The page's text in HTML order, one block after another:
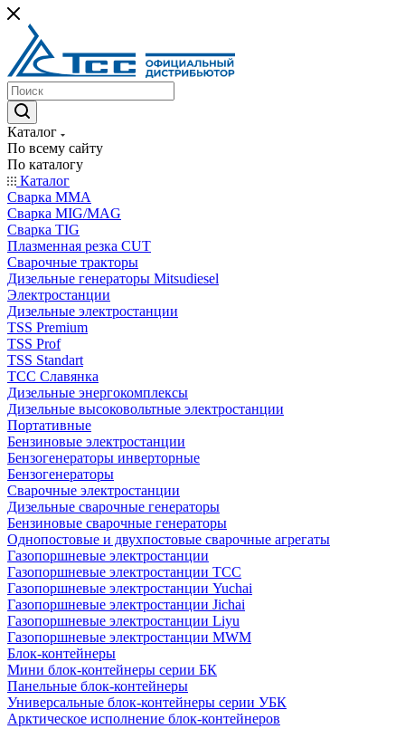
Каталог
По всему сайту
По каталогу
Каталог
Сварка MMA
Сварка MIG/MAG
Сварка TIG
Плазменная резка CUT
Сварочные тракторы
Дизельные генераторы Mitsudiesel
Электростанции
Дизельные электростанции
TSS Premium
TSS Prof
TSS Standart
ТСС Славянка
Дизельные энергокомплексы
Дизельные высоковольтные электростанции
Портативные
Бензиновые электростанции
Бензогенераторы инверторные
Бензогенераторы
Сварочные электростанции
Дизельные сварочные генераторы
Бензиновые сварочные генераторы
Однопостовые и двухпостовые сварочные агрегаты
Газопоршневые электростанции
Газопоршневые электростанции ТСС
Газопоршневые электростанции Yuchai
Газопоршневые электростанции Jichai
Газопоршневые электростанции Liyu
Газопоршневые электростанции MWM
Блок-контейнеры
Мини блок-контейнеры серии БК
Панельные блок-контейнеры
Универсальные блок-контейнеры серии УБК
Арктическое исполнение блок-контейнеров